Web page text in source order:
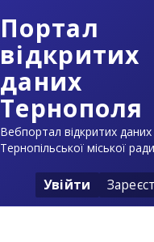
Портал
відкритих
даних
Тернополя
Вебпортал відкритих даних
Тернопільської міської ради
Увійти